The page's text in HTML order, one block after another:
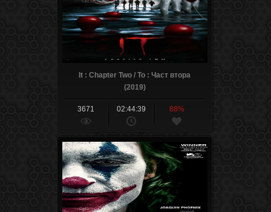
It : Chapter Two / То : Част втора
(2019)
3671 02:44:39 88%